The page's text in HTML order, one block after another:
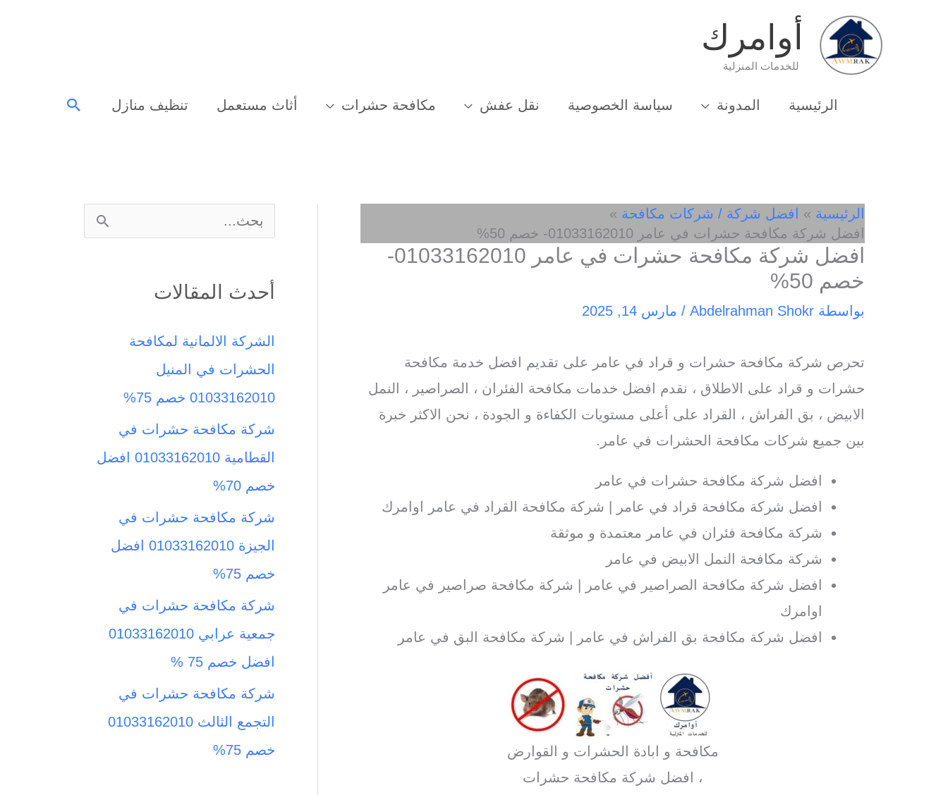
أوامرك
للخدمات المنزلية
الرئيسية المدونة سياسة الخصوصية نقل عفش مكافحة حشرات أثاث مستعمل تنظيف منازل البحث
الرئيسية
افضل شركة / شركات مكافحة
افضل شركة مكافحة حشرات في عامر 01033162010- خصم 50%
افضل شركة مكافحة حشرات في عامر 01033162010-
خصم 50%
بواسطة Abdelrahman Shokr
/ مارس 14, 2025
تحرص شركة مكافحة حشرات و قراد في عامر على تقديم افضل خدمة مكافحة
حشرات و قراد على الاطلاق ، نقدم افضل خدمات مكافحة الفئران ، الصراصير ، النمل
الابيض ، بق الفراش ، القراد على أعلى مستويات الكفاءة و الجودة ، نحن الاكثر خبرة
بين جميع شركات مكافحة الحشرات في عامر.
افضل شركة مكافحة حشرات في عامر
افضل شركة مكافحة قراد في عامر | شركة مكافحة القراد في عامر اوامرك
شركة مكافحة فئران في عامر معتمدة و موثقة
شركة مكافحة النمل الابيض في عامر
افضل شركة مكافحة الصراصير في عامر | شركة مكافحة صراصير في عامر
اوامرك
افضل شركة مكافحة بق الفراش في عامر | شركة مكافحة البق في عامر
مكافحة و ابادة الحشرات و القوارض
، افضل شركة مكافحة حشرات
ب
ث
ع
ن
أحدث المقالات
الشركة الالمانية لمكافحة
الحشرات في المنيل
01033162010 خصم 75%
شركة مكافحة حشرات في
القطامية 01033162010 افضل
خصم 70%
شركة مكافحة حشرات في
الجيزة 01033162010 افضل
خصم 75%
شركة مكافحة حشرات في
جمعية عرابي 01033162010
افضل خصم 75 %
شركة مكافحة حشرات في
التجمع الثالث 01033162010
خصم 75%